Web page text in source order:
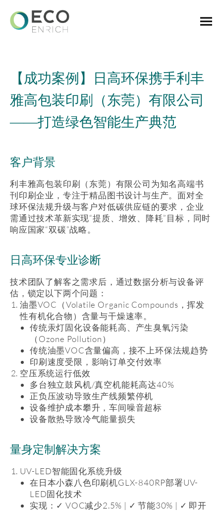
【成功案例】日高环保携手利丰
雅高包装印刷（东莞）有限公司
——打造绿色智能生产典范
客户背景
利丰雅高包装印刷（东莞）有限公司为知名高端书
刊印刷企业，专注于精品图书设计与生产。面对全
球环保法规升级与客户对低碳供应链的要求，企业
需通过技术革新实现“提质、增效、降耗”目标，同时
响应国家“双碳”战略。
日高环保专业诊断
技术团队了解客之需求后，通过数据分析与设备评
估，锁定以下两个问题：
油墨VOC（Volatile Organic Compounds，挥发
性有机化合物）含量与干燥速率。
传统汞灯固化设备能耗高、产生臭氧污染
（Ozone Pollution）
传统油墨VOC含量偏高，接不上环保法规趋势
印刷速度受限，影响订单交付效率
空压系统运行低效
多台独立鼓风机/真空机能耗高达40%
正负压波动导致生产线频繁停机
设备维护成本攀升，车间噪音超标
设备散热导致冷气能量损失
量身定制解决方案
UV-LED智能固化系统升级
在日本小森八色印刷机GLX-840RP部署UV-
LED固化技术
实现：✓ VOC减少2.5% | ✓ 节能30% | ✓ 即开